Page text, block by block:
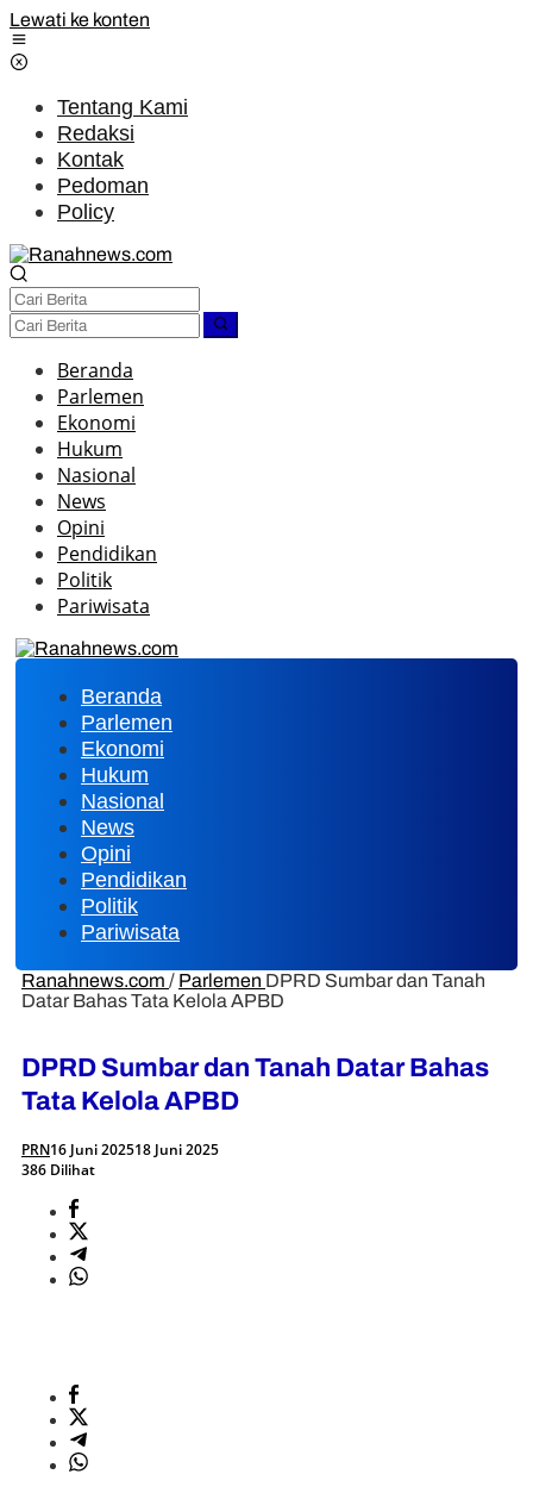
Lewati ke konten
Tentang Kami
Redaksi
Kontak
Pedoman
Policy
Beranda
Parlemen
Ekonomi
Hukum
Nasional
News
Opini
Pendidikan
Politik
Pariwisata
Beranda
Parlemen
Ekonomi
Hukum
Nasional
News
Opini
Pendidikan
Politik
Pariwisata
Ranahnews.com / Parlemen DPRD Sumbar dan Tanah
Datar Bahas Tata Kelola APBD
DPRD Sumbar dan Tanah Datar Bahas
Tata Kelola APBD
PRN16 Juni 202518 Juni 2025
386 Dilihat